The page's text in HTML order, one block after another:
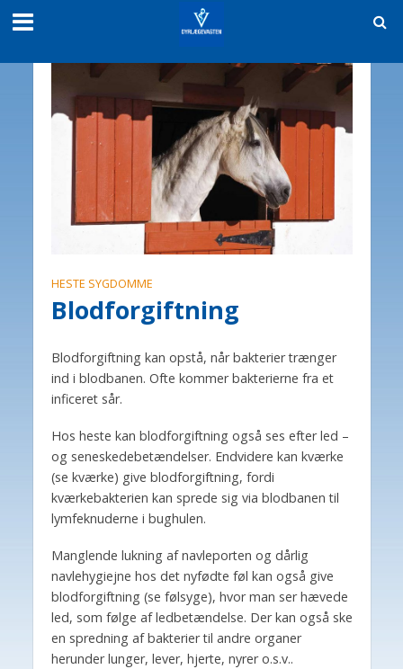
HESTE SYGDOMME
Blodforgiftning
Blodforgiftning kan opstå, når bakterier trænger
ind i blodbanen. Ofte kommer bakterierne fra et
inficeret sår.
Hos heste kan blodforgiftning også ses efter led –
og seneskedebetændelser. Endvidere kan kværke
(se kværke) give blodforgiftning, fordi
kværkebakterien kan sprede sig via blodbanen til
lymfeknuderne i bughulen.
Manglende lukning af navleporten og dårlig
navlehygiejne hos det nyfødte føl kan også give
blodforgiftning (se følsyge), hvor man ser hævede
led, som følge af ledbetændelse. Der kan også ske
en spredning af bakterier til andre organer
herunder lunger, lever, hjerte, nyrer o.s.v..